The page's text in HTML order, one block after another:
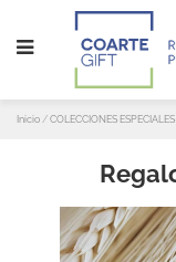
Inicio COLECCIONES ESPECIALES